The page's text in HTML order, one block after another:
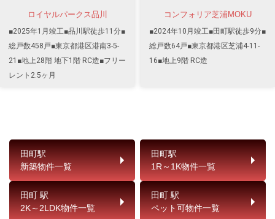
ロイヤルパークス品川
■2025年1月竣工■品川駅徒歩11分■
総戸数458戸■東京都港区港南3-5-
21■地上28階 地下1階 RC造■フリー
レント2.5ヶ月
コンフォリア芝浦MOKU
■2024年10月竣工■田町駅徒歩9分■
総戸数64戸■東京都港区芝浦4-11-
16■地上9階 RC造
田町駅
新築物件一覧
田町駅
1R～1K物件一覧
田町 駅
2K～2LDK物件一覧
田町 駅
ペット可物件一覧